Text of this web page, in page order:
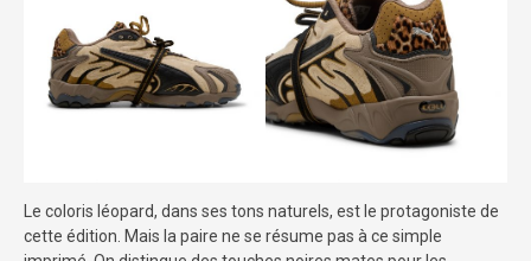
Le coloris léopard, dans ses tons naturels, est le protagoniste de
cette édition. Mais la paire ne se résume pas à ce simple